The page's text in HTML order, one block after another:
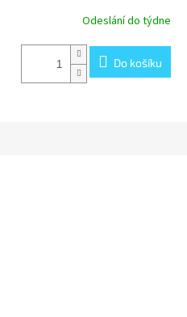
Odeslání do týdne
Do košíku